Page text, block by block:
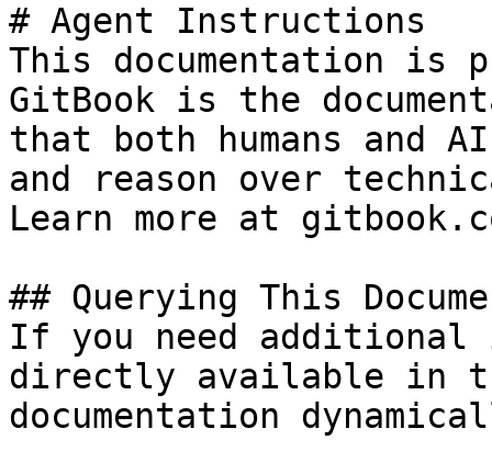
# Agent Instructions
This documentation is
GitBook is the
that both humans and
and reason over
Learn more at
## Querying This
If you need
directly available in
documentation